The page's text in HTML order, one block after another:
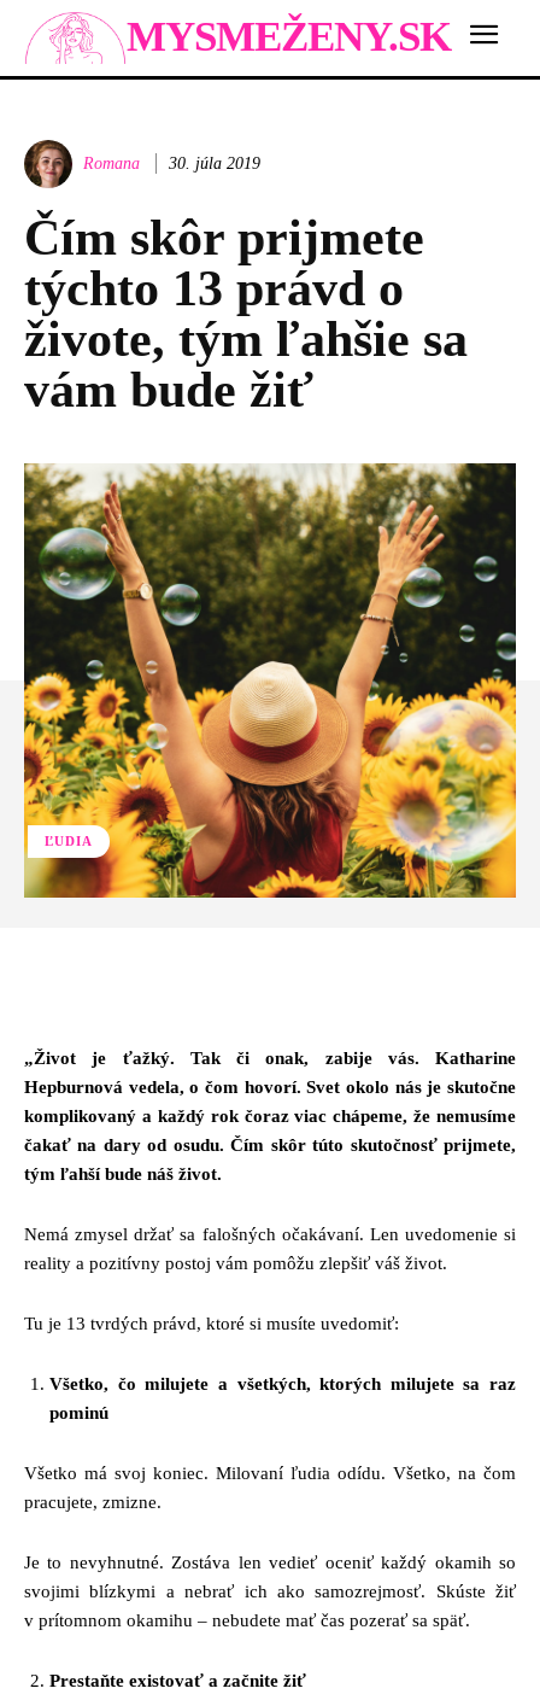
MYSMEŽENY.SK
Romana 30. júla 2019
Čím skôr prijmete
týchto 13 právd o
živote, tým ľahšie sa
vám bude žiť
ĽUDIA
„Život je ťažký. Tak či onak, zabije vás. Katharine
Hepburnová vedela, o čom hovorí. Svet okolo nás je skutočne
komplikovaný a každý rok čoraz viac chápeme, že nemusíme
čakať na dary od osudu. Čím skôr túto skutočnosť prijmete,
tým ľahší bude náš život.
Nemá zmysel držať sa falošných očakávaní. Len uvedomenie si
reality a pozitívny postoj vám pomôžu zlepšiť váš život.
Tu je 13 tvrdých právd, ktoré si musíte uvedomiť:
Všetko, čo milujete a všetkých, ktorých milujete sa raz
pominú
Všetko má svoj koniec. Milovaní ľudia odídu. Všetko, na čom
pracujete, zmizne.
Je to nevyhnutné. Zostáva len vedieť oceniť každý okamih so
svojimi blízkymi a nebrať ich ako samozrejmosť. Skúste žiť
v prítomnom okamihu – nebudete mať čas pozerať sa späť.
Prestaňte existovať a začnite žiť